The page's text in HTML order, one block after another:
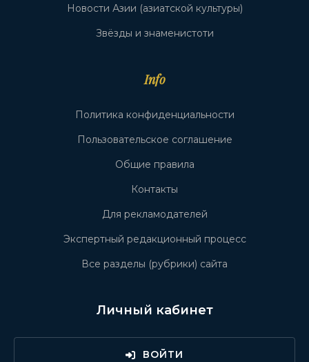
Новости Азии (азиатской культуры)
Звёзды и знаменистоти
Info
Политика конфиденциальности
Пользовательское соглашение
Общие правила
Контакты
Для рекламодателей
Экспертный редакционный процесс
Все разделы (рубрики) сайта
Личный кабинет
ВОЙТИ